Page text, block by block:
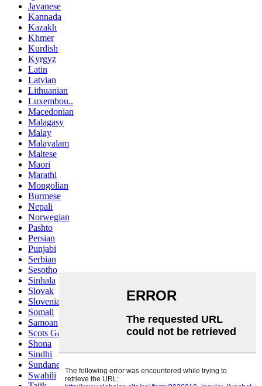
Javanese
Kannada
Kazakh
Khmer
Kurdish
Kyrgyz
Latin
Latvian
Lithuanian
Luxembou..
Macedonian
Malagasy
Malay
Malayalam
Maltese
Maori
Marathi
Mongolian
Burmese
Nepali
Norwegian
Pashto
Persian
Punjabi
Serbian
Sesotho
Sinhala
Slovak
Slovenian
Somali
Samoan
Scots Gaelic
Shona
Sindhi
Sundanese
Swahili